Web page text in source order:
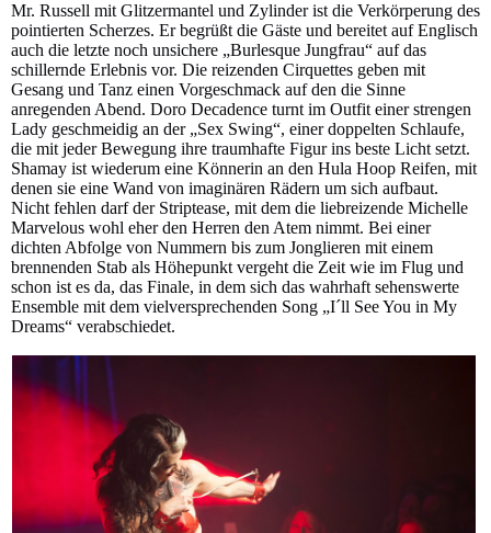
Mr. Russell mit Glitzermantel und Zylinder ist die Verkörperung des
pointierten Scherzes. Er begrüßt die Gäste und bereitet auf Englisch
auch die letzte noch unsichere „Burlesque Jungfrau“ auf das
schillernde Erlebnis vor. Die reizenden Cirquettes geben mit
Gesang und Tanz einen Vorgeschmack auf den die Sinne
anregenden Abend. Doro Decadence turnt im Outfit einer strengen
Lady geschmeidig an der „Sex Swing“, einer doppelten Schlaufe,
die mit jeder Bewegung ihre traumhafte Figur ins beste Licht setzt.
Shamay ist wiederum eine Könnerin an den Hula Hoop Reifen, mit
denen sie eine Wand von imaginären Rädern um sich aufbaut.
Nicht fehlen darf der Striptease, mit dem die liebreizende Michelle
Marvelous wohl eher den Herren den Atem nimmt. Bei einer
dichten Abfolge von Nummern bis zum Jonglieren mit einem
brennenden Stab als Höhepunkt vergeht die Zeit wie im Flug und
schon ist es da, das Finale, in dem sich das wahrhaft sehenswerte
Ensemble mit dem vielversprechenden Song „I´ll See You in My
Dreams“ verabschiedet.